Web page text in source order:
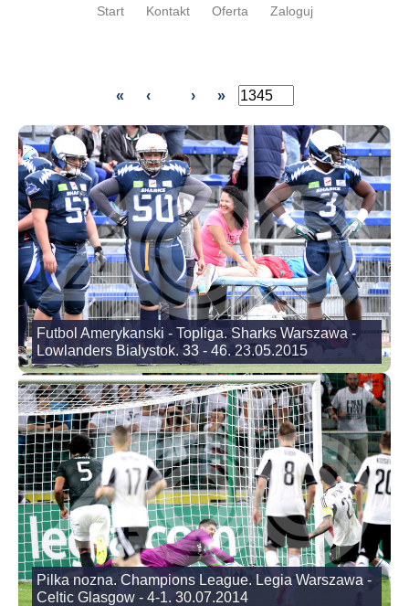
Start Kontakt Oferta Zaloguj
« ‹ › »
Futbol Amerykanski - Topliga. Sharks Warszawa -
Lowlanders Bialystok. 33 - 46. 23.05.2015
Pilka nozna. Champions League. Legia Warszawa -
Celtic Glasgow - 4-1. 30.07.2014